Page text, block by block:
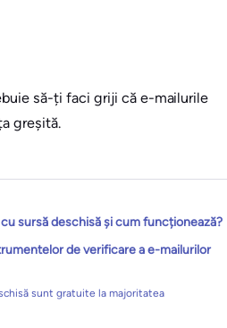
să-ți faci griji că e-mailurile
greșită.
sursă deschisă și cum funcționează?
de verificare a e-mailurilor
sunt gratuite la majoritatea